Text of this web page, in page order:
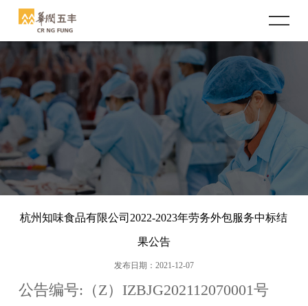
杭州知味食品有限公司2022-2023年劳务外包服务中标结
果公告
发布日期：2021-12-07
公告编号: （Z） IZBJG202112070001号
公司概况
总经理致辞
企业介绍
历史沿革
荣誉资质
企业文化
企业精神
员工风采
新闻中心
企业动态
行业资讯
业务版块
鲜肉市场
品牌连锁
冻品市场
人力资源
信息公开
公司治理